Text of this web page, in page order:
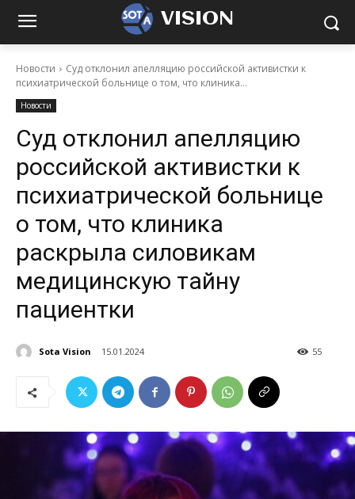
VISION
Новости
Суд отклонил апелляцию российской активистки к
психиатрической больнице о том, что клиника...
Новости
Суд отклонил апелляцию
российской активистки к
психиатрической больнице
о том, что клиника
раскрыла силовикам
медицинскую тайну
пациентки
Sota Vision 15.01.2024 55